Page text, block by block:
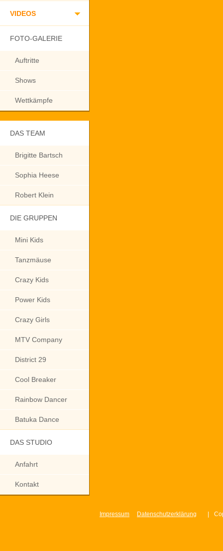
VIDEOS
FOTO-GALERIE
Auftritte
Shows
Wettkämpfe
DAS TEAM
Brigitte Bartsch
Sophia Heese
Robert Klein
DIE GRUPPEN
Mini Kids
Tanzmäuse
Crazy Kids
Power Kids
Crazy Girls
MTV Company
District 29
Cool Breaker
Rainbow Dancer
Batuka Dance
DAS STUDIO
Anfahrt
Kontakt
Impressum Datenschutzerklärung